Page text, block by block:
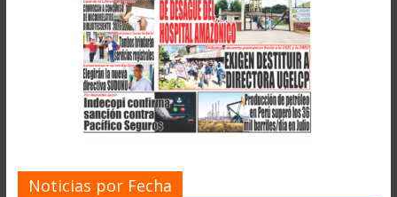
Noticias por Fecha